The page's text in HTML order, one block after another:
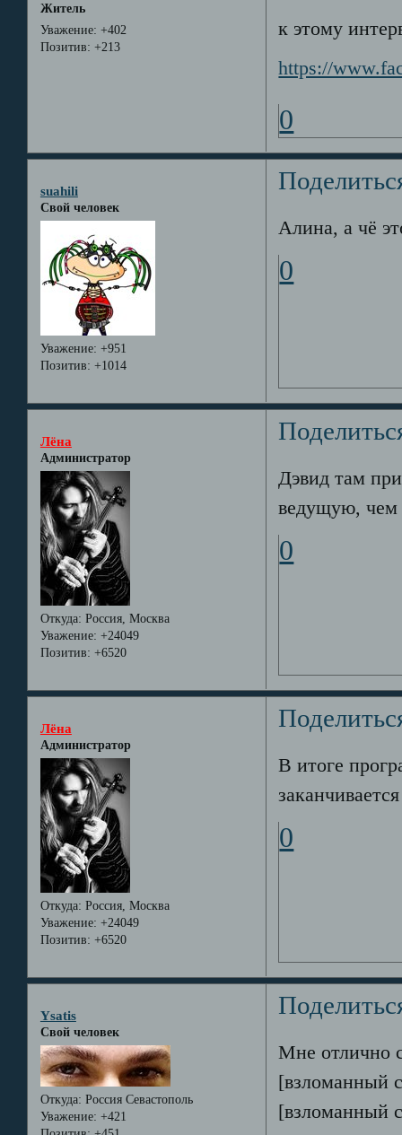
Житель
Уважение: +402
Позитив: +213
к этому
https://
0
suahili
Свой человек
Уважение: +951
Позитив: +1014
Алина, а чё
0
Лёна
Администратор
Откуда: Россия, Москва
Уважение: +24049
Позитив: +6520
Дэвид там
ведущую, чем
0
Лёна
Администратор
Откуда: Россия, Москва
Уважение: +24049
Позитив: +6520
В итоге
0
Ysatis
Свой человек
Откуда: Россия Севастополь
Уважение: +421
Мне отлично
[взломанный
[взломанный